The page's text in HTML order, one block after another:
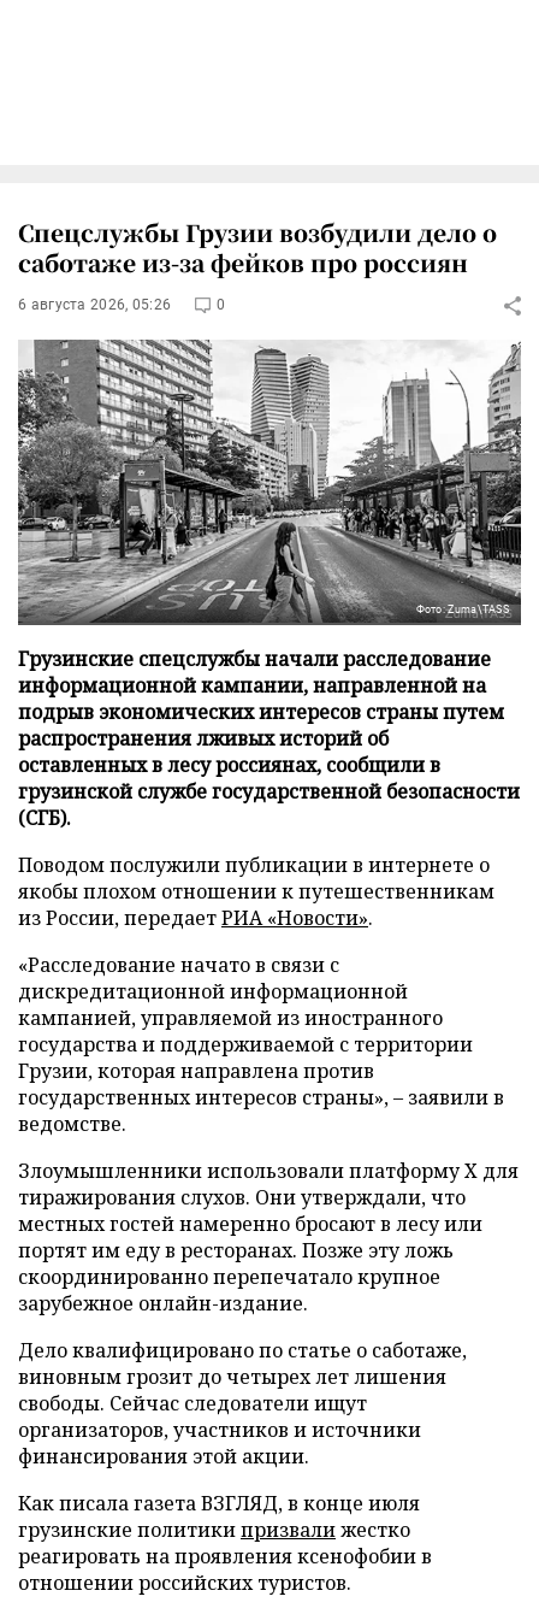
Спецслужбы Грузии возбудили дело о
саботаже из-за фейков про россиян
6 августа 2026, 05:26 0
Фото: Zuma\TASS
Грузинские спецслужбы начали расследование
информационной кампании, направленной на
подрыв экономических интересов страны путем
распространения лживых историй об
оставленных в лесу россиянах, сообщили в
грузинской службе государственной безопасности
(СГБ).
Поводом послужили публикации в интернете о
якобы плохом отношении к путешественникам
из России, передаетРИА «Новости».
«Расследование начато в связи с
дискредитационной информационной
кампанией, управляемой из иностранного
государства и поддерживаемой с территории
Грузии, которая направлена против
государственных интересов страны», – заявили в
ведомстве.
Злоумышленники использовали платформу X для
тиражирования слухов. Они утверждали, что
местных гостей намеренно бросают в лесу или
портят им еду в ресторанах. Позже эту ложь
скоординированно перепечатало крупное
зарубежное онлайн-издание.
Дело квалифицировано по статье о саботаже,
виновным грозит до четырех лет лишения
свободы. Сейчас следователи ищут
организаторов, участников и источники
финансирования этой акции.
Как писала газета ВЗГЛЯД, в конце июля
грузинские политикипризвалижестко
реагировать на проявления ксенофобии в
отношении российских туристов.